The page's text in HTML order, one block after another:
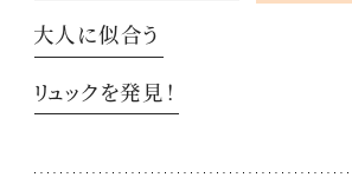
大人に似合う
リュックを発見！